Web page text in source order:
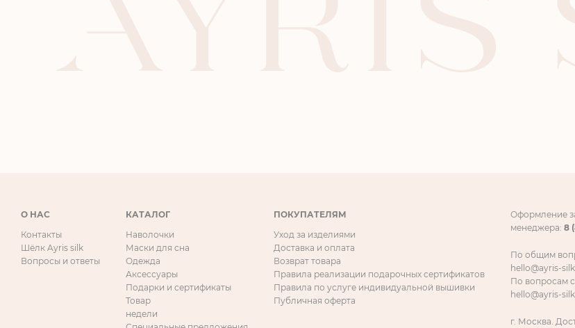
О НАС
Контакты
Шёлк Ayris silk
Вопросы и ответы
КАТАЛОГ
Наволочки
Маски для сна
Одежда
Аксессуары
Подарки и сертификаты
Товар
недели
ПОКУПАТЕЛЯМ
Уход за изделиями
Доставка и оплата
Возврат товара
Правила реализации подарочных сертификатов
Правила по услуге индивидуальной вышивки
Публичная оферта
Оформление
менеджера: 8
По общим
hello@ayris-
По вопросам
hello@ayris-
г. Москва.